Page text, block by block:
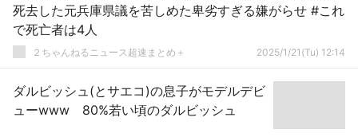
死去した元兵庫県議を苦しめた卑劣すぎる嫌がらせ #これ
で死亡者は4人
２ちゃんねるニュース超速まとめ＋ 2025/1/21(Tu) 12:14
ダルビッシュ(とサエコ)の息子がモデルデビ
ューwww 80%若い頃のダルビッシュ